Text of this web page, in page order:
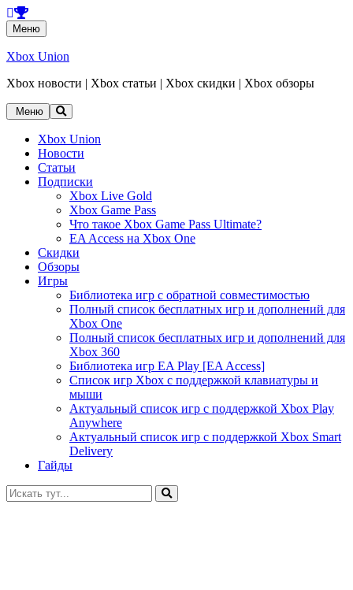
Меню Перейти
к
содержанию
Xbox Union
Xbox новости | Xbox статьи | Xbox скидки | Xbox обзоры
Меню
Перейти
содержанию
Xbox Union
Новости
Статьи
Подписки
Xbox Live Gold
Xbox Game Pass
Что такое Xbox Game Pass Ultimate?
EA Access на Xbox One
Скидки
Обзоры
Игры
Библиотека игр с обратной совместимостью
Полный список бесплатных игр и дополнений для
Xbox One
Полный список бесплатных игр и дополнений для
Xbox 360
Библиотека игр EA Play [EA Access]
Список игр Xbox c поддержкой клавиатуры и
мыши
Актуальный список игр с поддержкой Xbox Play
Anywhere
Актуальный список игр с поддержкой Xbox Smart
Delivery
Гайды
Искать: